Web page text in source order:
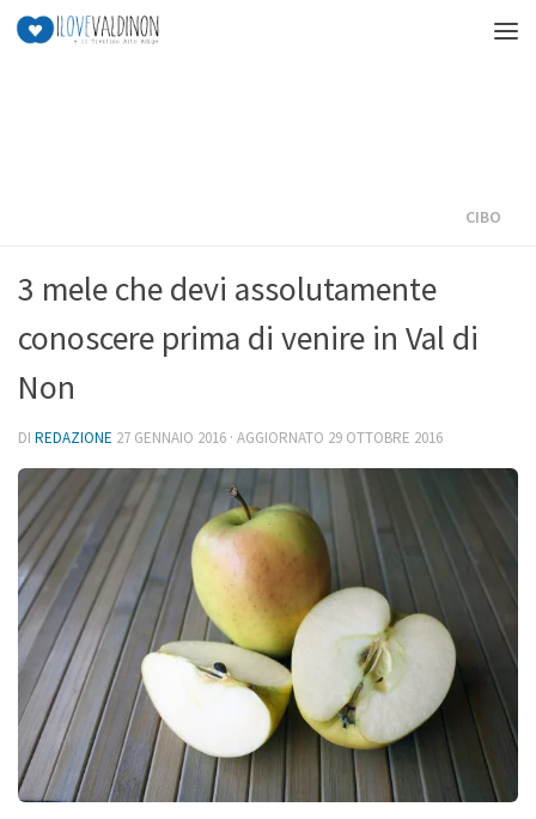
Salta al contenuto
CIBO
3 mele che devi assolutamente
conoscere prima di venire in Val di
Non
DI REDAZIONE 27 GENNAIO 2016 · AGGIORNATO 29 OTTOBRE 2016